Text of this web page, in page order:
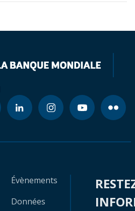
Évènements
Données